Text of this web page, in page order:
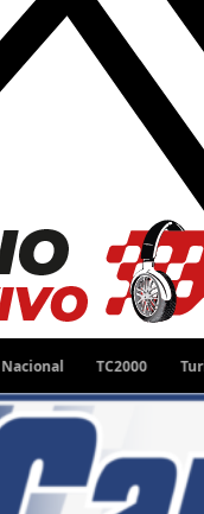
TC2000 Turismo Pista